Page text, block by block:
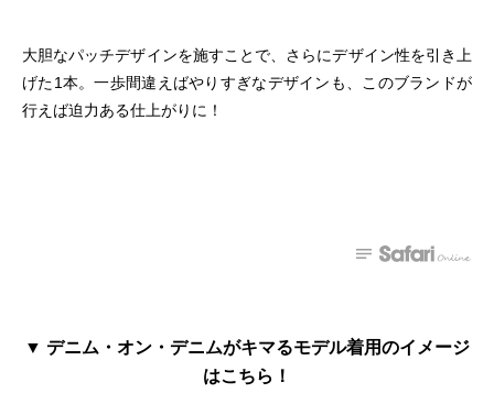
大胆なパッチデザインを施すことで、さらにデザイン性を引き上
げた1本。一歩間違えばやりすぎなデザインも、このブランドが
行えば迫力ある仕上がりに！
▼ デニム・オン・デニムがキマるモデル着用のイメージ
はこちら！